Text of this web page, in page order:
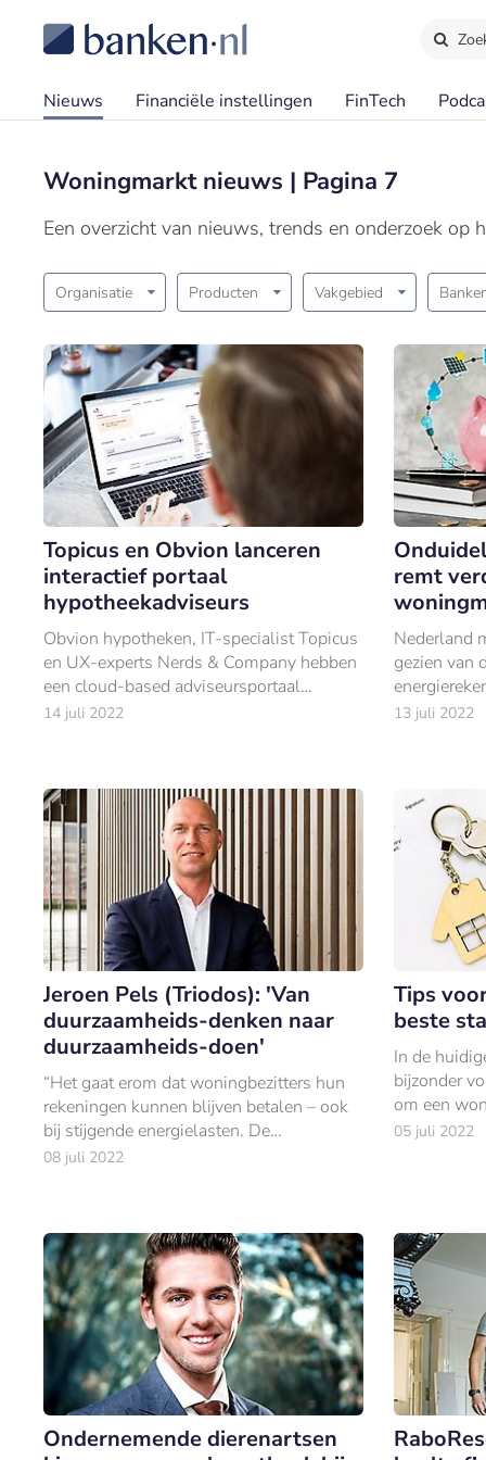
Nieuws Financiële instellingen FinTech
Woningmarkt nieuws | Pagina 7
Een overzicht van nieuws, trends en onderzoek op
Organisatie Producten Vakgebied
Topicus en Obvion lanceren
interactief portaal
hypotheekadviseurs
Obvion hypotheken, IT-specialist Topicus
en UX-experts Nerds & Company hebben
een cloud-based adviseursportaal
gelanceerd.
14 juli 2022
remt
Nederland
gezien van
regering
13 juli 2022
Jeroen Pels (Triodos): 'Van
duurzaamheids-denken naar
duurzaamheids-doen'
“Het gaat erom dat woningbezitters hun
rekeningen kunnen blijven betalen – ook
bij stijgende energielasten. De
energietransitie levert vroeg of laat extra
08 juli 2022
Tips
beste
In de
bijzonder
om een
passende
05 juli 2022
Ondernemende dierenartsen